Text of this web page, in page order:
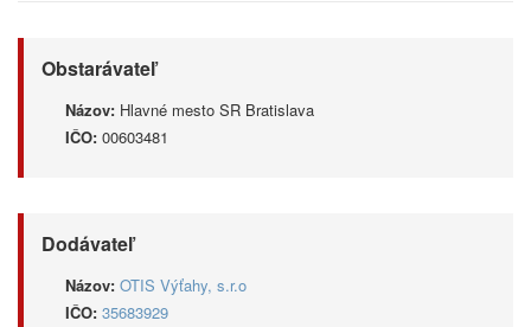
Obstarávateľ
Názov: Hlavné mesto SR Bratislava
IČO: 00603481
Dodávateľ
Názov: OTIS Výťahy, s.r.o
IČO: 35683929